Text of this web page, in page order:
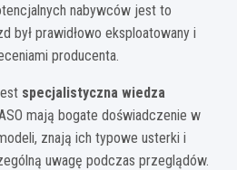
nabywców jest to
był prawidłowo eksploatowany i
producenta.
specjalistyczna wiedza
mają bogate doświadczenie w
znają ich typowe usterki i
uwagę podczas przeglądów.